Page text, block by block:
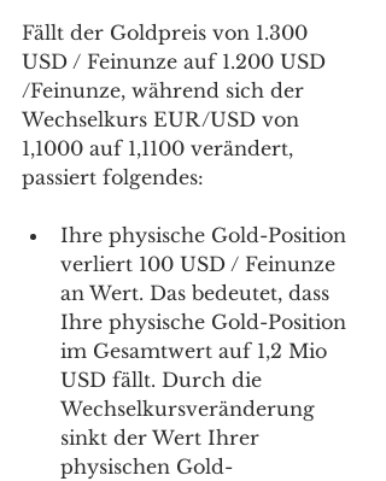
Fällt der Goldpreis von 1.300
USD / Feinunze auf 1.200 USD
/Feinunze, während sich der
Wechselkurs EUR/USD von
1,1000 auf 1,1100 verändert,
passiert folgendes:
Ihre physische Gold-Position
verliert 100 USD / Feinunze
an Wert. Das bedeutet, dass
Ihre physische Gold-Position
im Gesamtwert auf 1,2 Mio
USD fällt. Durch die
Wechselkursveränderung
sinkt der Wert Ihrer
physischen Gold-